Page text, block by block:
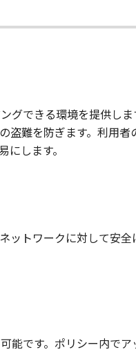
グできる環境を提供しま
盗難を防ぎます。利用者
します。
ットワークに対して安全
能です。ポリシー内で